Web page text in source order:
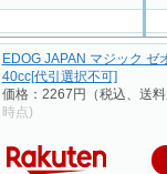
EDOG JAPAN マジック ゼ
40cc[代引選択不可]
価格：2267円（税込、送
時点)